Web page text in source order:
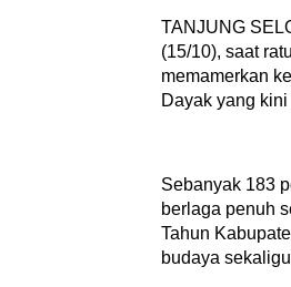
TANJUNG
(15/10), saat
memamerkan
Dayak yang
Sebanyak 183
berlaga penuh
Tahun
budaya